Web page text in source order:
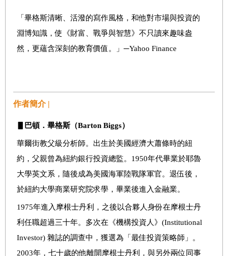
「畢格斯清晰、活潑的寫作風格，和他對市場與投資的
淵博知識，使《財富、戰爭與智慧》不只讀來趣味盎
然，更蘊含深刻的教育價值。」─Yahoo Finance
作者簡介 |
巴頓．畢格斯（Barton Biggs）
華爾街教父級分析師。出生於美國經濟大蕭條時的紐
約，父親曾為紐約銀行投資總監。1950年代畢業於耶魯
大學英文系，隨後成為美國海軍陸戰隊軍官。退伍後，
於紐約大學商業研究院求學，畢業後進入金融業。
1975年進入摩根士丹利，之後以合夥人身份在摩根士丹
利任職超過三十年。多次在《機構投資人》(Institutional
Investor) 雜誌的調查中，獲選為「最佳投資策略師」。
2003年，七十歲的他離開摩根士丹利，與另外兩位同事